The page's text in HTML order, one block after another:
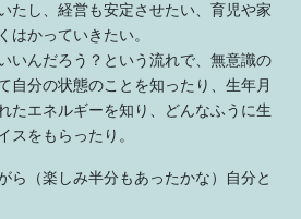
たし、経営も安定させたい、育児や家
はかっていきたい。
いんだろう？という流れで、無意識の
自分の状態のことを知ったり、生年月
たエネルギーを知り、どんなふうに生
スをもらったり。
ら（楽しみ半分もあったかな）自分と